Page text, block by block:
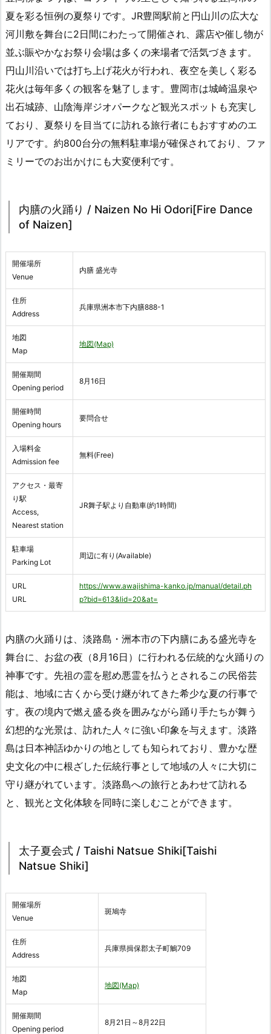
夏を彩る恒例の夏祭りです。JR豊岡駅前と円山川の広大な
河川敷を舞台に2日間にわたって開催され、露店や催し物が
並ぶ賑やかなお祭り会場は多くの来場者で活気づきます。
円山川沿いでは打ち上げ花火が行われ、夜空を美しく彩る
花火は毎年多くの観客を魅了します。豊岡市は城崎温泉や
出石城跡、山陰海岸ジオパークなど観光スポットも充実し
ており、夏祭りを目当てに訪れる旅行者にもおすすめのエ
リアです。約800台分の無料駐車場が確保されており、ファ
ミリーでのお出かけにも大変便利です。
内膳の火踊り / Naizen No Hi Odori[Fire Dance
of Naizen]
開催場所
Venue
内膳 盛光寺
住所
Address
兵庫県洲本市下内膳888-1
地図
Map
地図(Map)
開催期間
Opening period
8月16日
開催時間
Opening hours
要問合せ
入場料金
Admission fee
無料(Free)
アクセス・最寄
り駅
Access,
Nearest station
JR舞子駅より自動車(約1時間)
駐車場
Parking Lot
周辺に有り(Available)
URL
URL
https://www.awajishima-kanko.jp/manual/detail.ph
p?bid=613&lid=20&at=
内膳の火踊りは、淡路島・洲本市の下内膳にある盛光寺を
舞台に、お盆の夜（8月16日）に行われる伝統的な火踊りの
神事です。先祖の霊を慰め悪霊を払うとされるこの民俗芸
能は、地域に古くから受け継がれてきた希少な夏の行事で
す。夜の境内で燃え盛る炎を囲みながら踊り手たちが舞う
幻想的な光景は、訪れた人々に強い印象を与えます。淡路
島は日本神話ゆかりの地としても知られており、豊かな歴
史文化の中に根ざした伝統行事として地域の人々に大切に
守り継がれています。淡路島への旅行とあわせて訪れる
と、観光と文化体験を同時に楽しむことができます。
太子夏会式 / Taishi Natsue Shiki[Taishi
Natsue Shiki]
開催場所
Venue
斑鳩寺
住所
Address
兵庫県揖保郡太子町鵤709
地図
Map
地図(Map)
開催期間
Opening period
8月21日～8月22日